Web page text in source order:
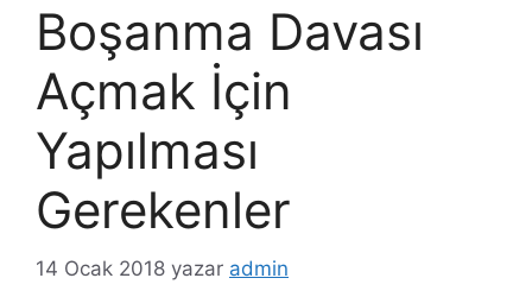
Boşanma Davası
Açmak İçin
Yapılması
Gerekenler
14 Ocak 2018 yazar admin